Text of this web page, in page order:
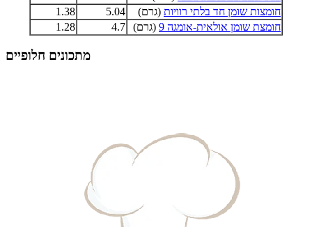
חומצות שומן חד בלתי רוויות (גרם) 5.04
1.38
חומצת שומן אולאית-אומגה 9
(גרם) 4.7
1.28
מתכונים חלופיים